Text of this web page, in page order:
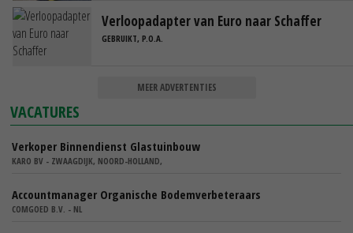
Verloopadapter van Euro naar Schaffer
GEBRUIKT, P.O.A.
MEER ADVERTENTIES
VACATURES
Verkoper Binnendienst Glastuinbouw
KARO BV - ZWAAGDIJK, NOORD-HOLLAND,
Accountmanager Organische Bodemverbeteraars
COMGOED B.V. - NL